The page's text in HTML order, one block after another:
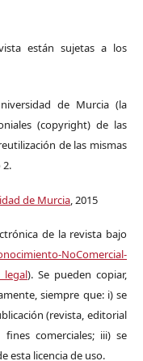
están sujetas a los
de Murcia (la
(copyright) de las
de las mismas
2.
de Murcia, 2015
de la revista bajo
NoComercial-
legal). Se pueden copiar,
siempre que: i) se
(revista, editorial
comerciales; iii) se
esta licencia de uso.